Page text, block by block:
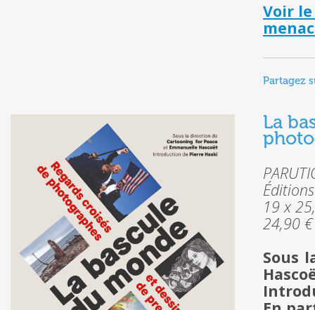
Voir
Partagez
La
19 x
24,90 €
Sous